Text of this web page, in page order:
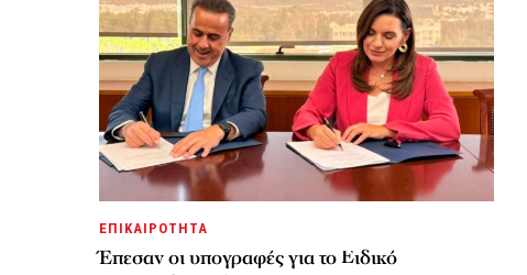
ΕΠΙΚΑΙΡΟΤΗΤΑ
Έπεσαν οι υπογραφές για το Ειδικό